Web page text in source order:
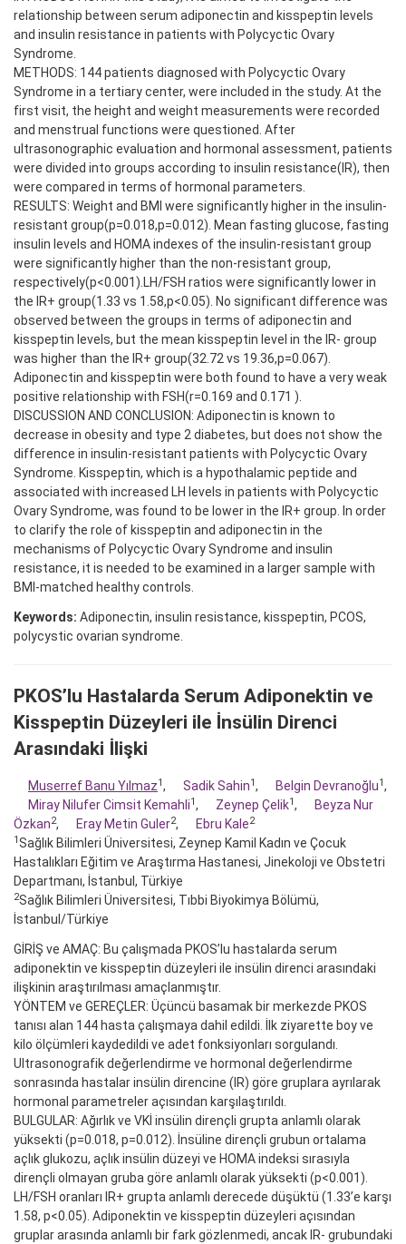
relationship between serum adiponectin and kisspeptin levels
and insulin resistance in patients with Polycyctic Ovary
Syndrome.
METHODS: 144 patients diagnosed with Polycyctic Ovary
Syndrome in a tertiary center, were included in the study. At the
first visit, the height and weight measurements were recorded
and menstrual functions were questioned. After
ultrasonographic evaluation and hormonal assessment, patients
were divided into groups according to insulin resistance(IR), then
were compared in terms of hormonal parameters.
RESULTS: Weight and BMI were significantly higher in the insulin-
resistant group(p=0.018,p=0.012). Mean fasting glucose, fasting
insulin levels and HOMA indexes of the insulin-resistant group
were significantly higher than the non-resistant group,
respectively(p<0.001).LH/FSH ratios were significantly lower in
the IR+ group(1.33 vs 1.58,p<0.05). No significant difference was
observed between the groups in terms of adiponectin and
kisspeptin levels, but the mean kisspeptin level in the IR- group
was higher than the IR+ group(32.72 vs 19.36,p=0.067).
Adiponectin and kisspeptin were both found to have a very weak
positive relationship with FSH(r=0.169 and 0.171 ).
DISCUSSION AND CONCLUSION: Adiponectin is known to
decrease in obesity and type 2 diabetes, but does not show the
difference in insulin-resistant patients with Polycyctic Ovary
Syndrome. Kisspeptin, which is a hypothalamic peptide and
associated with increased LH levels in patients with Polycyctic
Ovary Syndrome, was found to be lower in the IR+ group. In order
to clarify the role of kisspeptin and adiponectin in the
mechanisms of Polycyctic Ovary Syndrome and insulin
resistance, it is needed to be examined in a larger sample with
BMI-matched healthy controls.
Keywords: Adiponectin, insulin resistance, kisspeptin, PCOS,
polycystic ovarian syndrome.
PKOS’lu Hastalarda Serum Adiponektin ve
Kisspeptin Düzeyleri ile İnsülin Direnci
Arasındaki İlişki
Muserref Banu Yılmaz1, Sadik Sahin1, Belgin Devranoğlu1,
Miray Nilufer Cimsit Kemahli1, Zeynep Çelik1,
Beyza Nur
Özkan2, Eray Metin Guler2, Ebru Kale2
1Sağlık Bilimleri Üniversitesi, Zeynep Kamil Kadın ve Çocuk
Hastalıkları Eğitim ve Araştırma Hastanesi, Jinekoloji ve Obstetri
Departmanı, İstanbul, Türkiye
2Sağlık Bilimleri Üniversitesi, Tıbbi Biyokimya Bölümü,
İstanbul/Türkiye
GİRİŞ ve AMAÇ: Bu çalışmada PKOS’lu hastalarda serum
adiponektin ve kisspeptin düzeyleri ile insülin direnci arasındaki
ilişkinin araştırılması amaçlanmıştır.
YÖNTEM ve GEREÇLER: Üçüncü basamak bir merkezde PKOS
tanısı alan 144 hasta çalışmaya dahil edildi. İlk ziyarette boy ve
kilo ölçümleri kaydedildi ve adet fonksiyonları sorgulandı.
Ultrasonografik değerlendirme ve hormonal değerlendirme
sonrasında hastalar insülin direncine (IR) göre gruplara ayrılarak
hormonal parametreler açısından karşılaştırıldı.
BULGULAR: Ağırlık ve VKİ insülin dirençli grupta anlamlı olarak
yüksekti (p=0.018, p=0.012). İnsüline dirençli grubun ortalama
açlık glukozu, açlık insülin düzeyi ve HOMA indeksi sırasıyla
dirençli olmayan gruba göre anlamlı olarak yüksekti (p<0.001).
LH/FSH oranları IR+ grupta anlamlı derecede düşüktü (1.33’e karşı
1.58, p<0.05). Adiponektin ve kisspeptin düzeyleri açısından
gruplar arasında anlamlı bir fark gözlenmedi, ancak IR- grubundaki